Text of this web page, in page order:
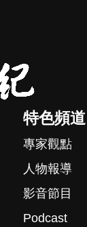
特色頻道
專家觀點
人物報導
影音節目
Podcast